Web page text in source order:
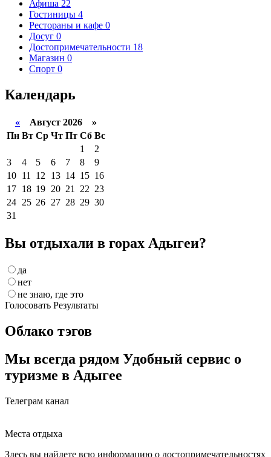
Афиша 22
Гостиницы 4
Рестораны и кафе 0
Досуг 0
Достопримечательности 18
Магазин 0
Спорт 0
Календарь
« Август 2026 »
Пн Вт Ср Чт Пт Сб Вс
1
2
3
4 5 6 7 8
9
10 11 12 13 14 15 16
17 18 19 20 21 22 23
24 25 26 27 28 29 30
31
Вы отдыхали в горах Адыгеи?
да
нет
не знаю, где это
Голосовать Результаты
Облако тэгов
Мы всегда рядом Удобный сервис о
туризме в Адыгее
Телеграм канал
Места отдыха
Здесь вы найдете всю информацию о достопримечательностях